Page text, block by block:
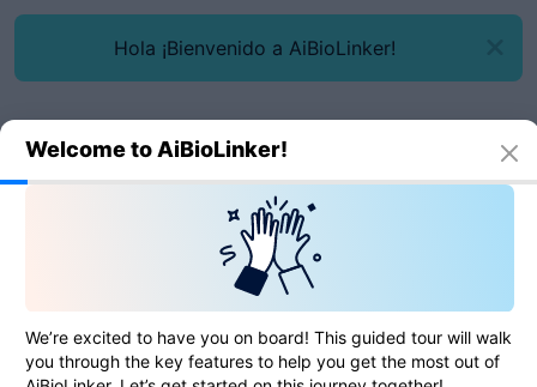
Hola ¡Bienvenido a AiBioLinker!
Generador de MD5
Generador de MD5
Welcome to AiBioLinker!
We’re excited to have you on board! This guided tour will walk
you through the key features to help you get the most out of